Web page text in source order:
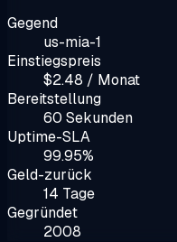
Gegend
us-mia-1
Einstiegspreis
$2.48 / Monat
Bereitstellung
60 Sekunden
Uptime-SLA
99.95%
Geld-zurück
14 Tage
Gegründet
2008